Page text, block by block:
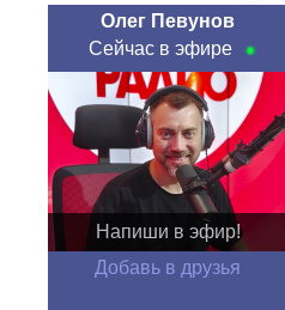
Олег Певунов
Сейчас в эфире
Напиши в эфир!
Добавь в друзья